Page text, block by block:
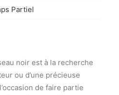
Partiel
noir est à la recherche
ou d’une précieuse
de faire partie